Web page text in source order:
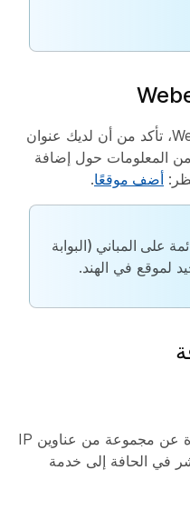
لإضافة موقع جديد لمكالمات Webex، تأكد من أن لديك عنوان
المعلومات حول إضافة
أضف موقعًا.
على المباني (البوابة
لموقع في الهند.
حافة الشبكة الموثوق فيها عبارة عن مجموعة من عناوين IP
في الحافة إلى خدمة